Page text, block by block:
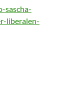
sascha-
liberalen-